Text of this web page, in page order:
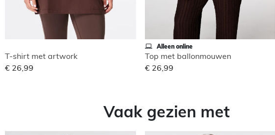
T-shirt met artwork
€ 26,99
Alleen online
Top met ballonmouwen
€ 26,99
Vaak gezien met